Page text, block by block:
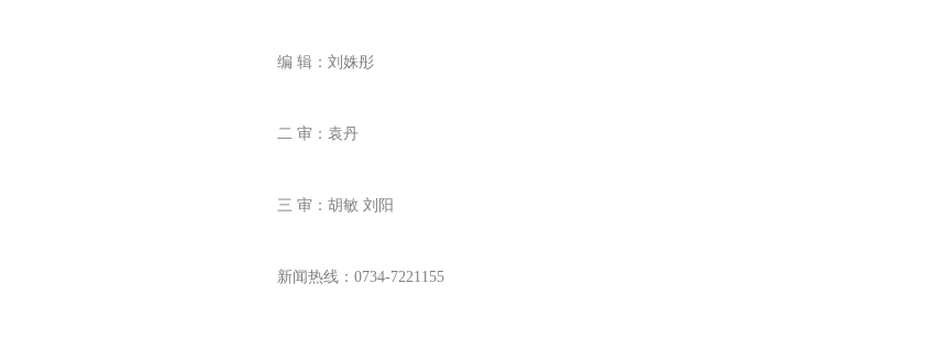
编 辑：刘姝彤
二 审：袁丹
三 审：胡敏 刘阳
新闻热线：0734-7221155